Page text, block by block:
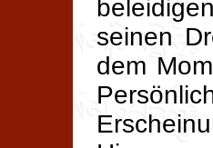
seinen
dem